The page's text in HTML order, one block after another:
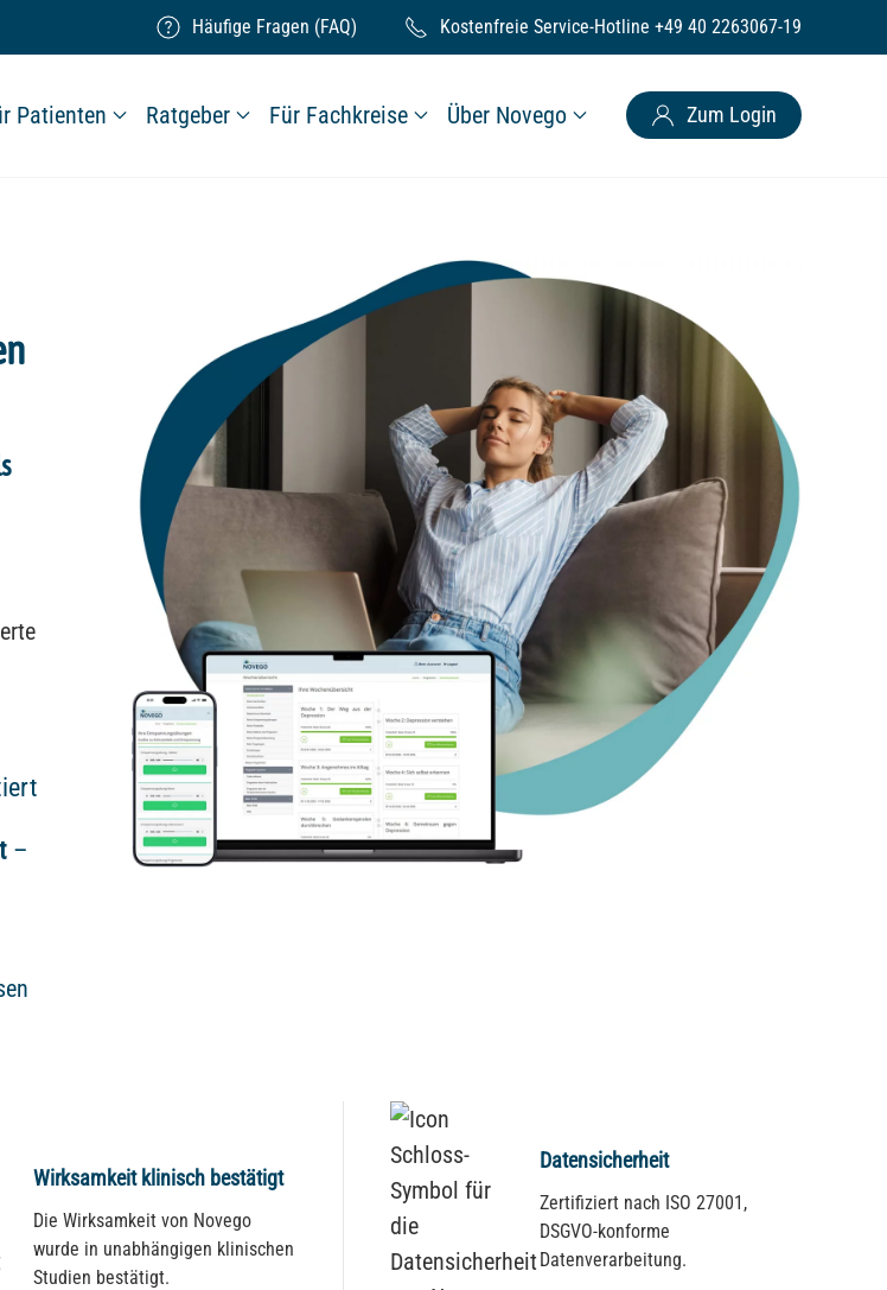
Häufige Fragen (FAQ) Kostenfreie Service-Hotline +49 40 2263067-19
Patienten Ratgeber Für Fachkreise Über Novego Zum Login
–
Wirksamkeit klinisch bestätigt
Die Wirksamkeit von Novego
wurde in unabhängigen klinischen
Studien bestätigt.
Datensicherheit
Zertifiziert nach ISO 27001,
DSGVO-konforme
Datenverarbeitung.